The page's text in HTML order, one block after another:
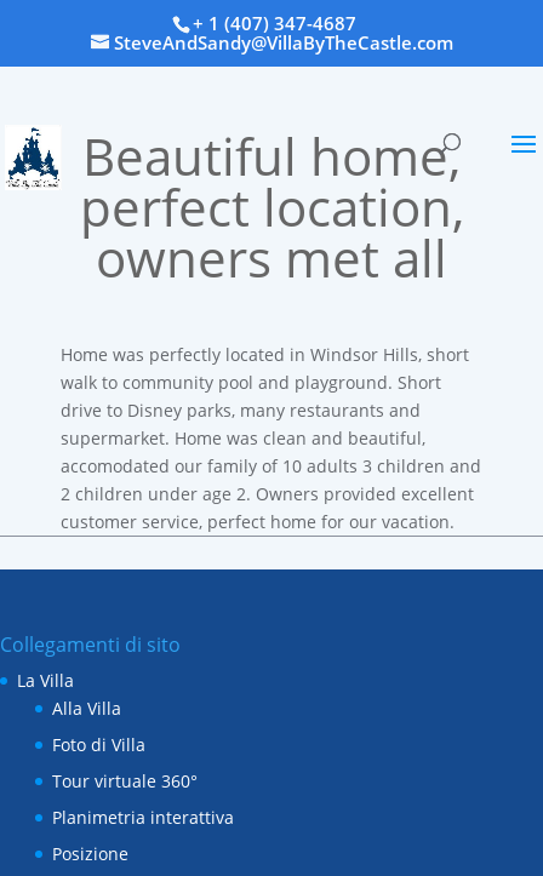
+ 1 (407) 347-4687
SteveAndSandy@VillaByTheCastle.com
Beautiful home,
perfect location,
owners met all
Home was perfectly located in Windsor Hills, short
walk to community pool and playground. Short
drive to Disney parks, many restaurants and
supermarket. Home was clean and beautiful,
accomodated our family of 10 adults 3 children and
2 children under age 2. Owners provided excellent
customer service, perfect home for our vacation.
Collegamenti di sito
La Villa
Alla Villa
Foto di Villa
Tour virtuale 360°
Planimetria interattiva
Posizione